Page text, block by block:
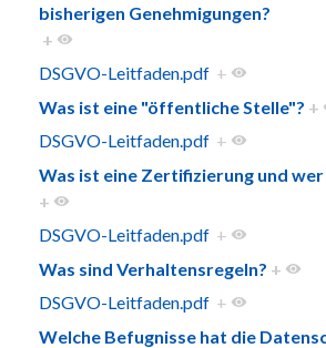
bisherigen Genehmigungen?
+
DSGVO-Leitfaden.pdf +
Was ist eine "öffentliche Stelle"? +
DSGVO-Leitfaden.pdf +
Was ist eine Zertifizierung und
+
DSGVO-Leitfaden.pdf +
Was sind Verhaltensregeln? +
DSGVO-Leitfaden.pdf +
Welche Befugnisse hat die